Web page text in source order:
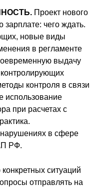
Проект нового
зарплате: чего ждать.
новые виды
в регламенте
выдачу
контроля в связи
использование
при расчетах с
нарушениях в сфере
РФ.
конкретных ситуаций
отправлять на